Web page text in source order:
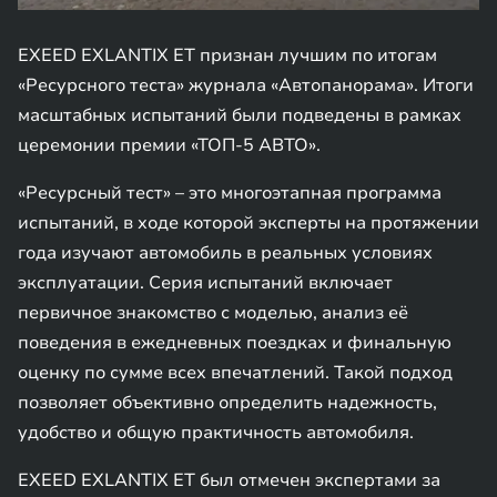
EXEED EXLANTIX ET признан лучшим по итогам
«Ресурсного теста» журнала «Автопанорама». Итоги
масштабных испытаний были подведены в рамках
церемонии премии «ТОП-5 АВТО».
«Ресурсный тест» – это многоэтапная программа
испытаний, в ходе которой эксперты на протяжении
года изучают автомобиль в реальных условиях
эксплуатации. Серия испытаний включает
первичное знакомство с моделью, анализ её
поведения в ежедневных поездках и финальную
оценку по сумме всех впечатлений. Такой подход
позволяет объективно определить надежность,
удобство и общую практичность автомобиля.
EXEED EXLANTIX ET был отмечен экспертами за